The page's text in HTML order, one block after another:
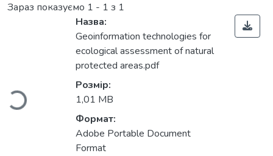
Зараз показуємо 1 - 1 з 1
Вантажиться...
Назва:
Geoinformation technologies for
ecological assessment of natural
protected areas.pdf
Розмір:
1,01 MB
Формат:
Adobe Portable Document
Format